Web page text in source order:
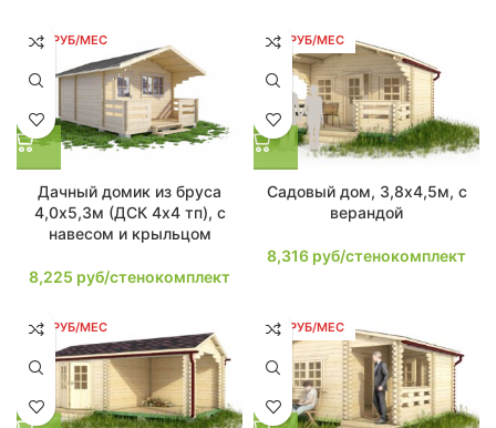
156 РУБ/МЕС
Дачный домик из бруса
4,0х5,3м (ДСК 4х4 тп), с
навесом и крыльцом
8,225 руб/стенокомплект
158 РУБ/МЕС
Садовый дом, 3,8х4,5м, с
верандой
8,316 руб/стенокомплект
158 РУБ/МЕС 159 РУБ/МЕС